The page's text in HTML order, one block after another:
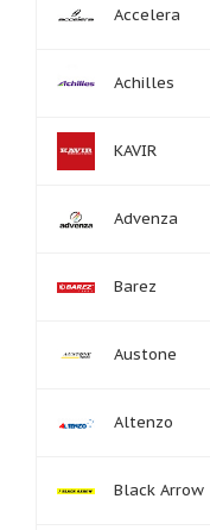
Accelera
Achilles
KAVIR
Advenza
Barez
Austone
Altenzo
Black Arrow